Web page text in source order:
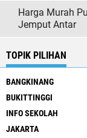
Harga Murah
Jemput Antar
TOPIK PILIHAN
BANGKINANG
BUKITTINGGI
INFO SEKOLAH
JAKARTA